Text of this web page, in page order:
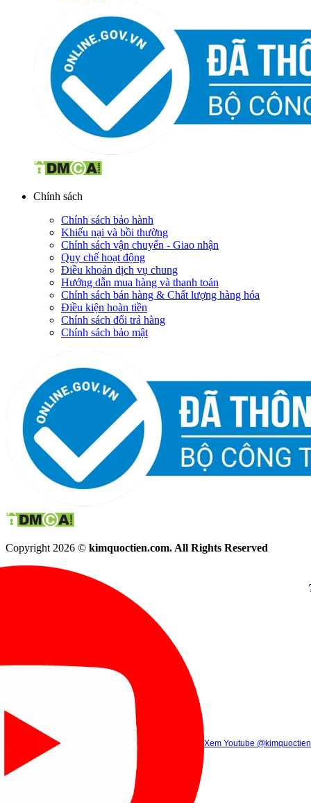
Chính sách
Chính sách bảo hành
Khiếu nại và bồi thường
Chính sách vận chuyển - Giao nhận
Quy chế hoạt động
Điều khoản dịch vụ chung
Hướng dẫn mua hàng và thanh toán
Chính sách bán hàng & Chất lượng hàng hóa
Điều kiện hoàn tiền
Chính sách đổi trả hàng
Chính sách bảo mật
Copyright 2026 © kimquoctien.com. All Rights Reserved
Xem Tik Tok
(8h00 - 21h30)
(8h00 -
Gọi điện (8h00 - 21h30)
Xem Youtube @kimquoctien